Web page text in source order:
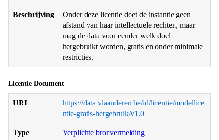
Beschrijving
Onder deze licentie doet de instantie geen
afstand van haar intellectuele rechten, maar
mag de data voor eender welk doel
hergebruikt worden, gratis en onder minimale
restricties.
Licentie Document
URI
https://data.vlaanderen.be/id/licentie/modellice
ntie-gratis-hergebruik/v1.0
Type Verplichte bronvermelding